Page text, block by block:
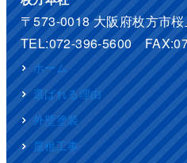
〒573-0018 大阪府枚方市
TEL:072-396-5600
ホーム
選ばれる理由
外壁塗装
屋根工事